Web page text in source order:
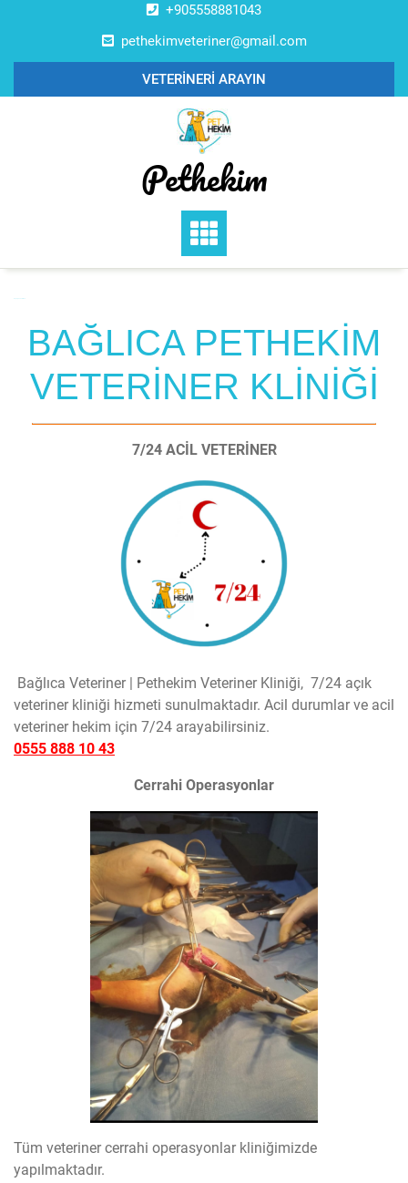
+905558881043
pethekimveteriner@gmail.com
VETERİNERİ ARAYIN
Pethekim
BAĞLICA PETHEKİM
VETERİNER KLİNİĞİ
7/24 ACİL VETERİNER
Bağlıca Veteriner | Pethekim Veteriner Kliniği, 7/24 açık
veteriner kliniği hizmeti sunulmaktadır. Acil durumlar ve acil
veteriner hekim için 7/24 arayabilirsiniz.
0555 888 10 43
Cerrahi Operasyonlar
Tüm veteriner cerrahi operasyonlar kliniğimizde
yapılmaktadır.